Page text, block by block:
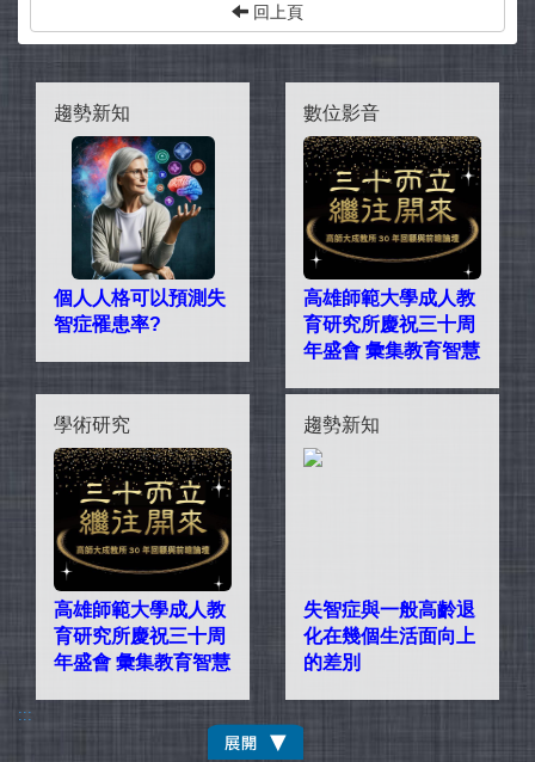
回上頁
趨勢新知
個人人格可以預測失
智症罹患率?
數位影音
高雄師範大學成人教
育研究所慶祝三十周
年盛會 彙集教育智慧
學術研究
高雄師範大學成人教
育研究所慶祝三十周
年盛會 彙集教育智慧
趨勢新知
失智症與一般高齡退
化在幾個生活面向上
的差別
:::